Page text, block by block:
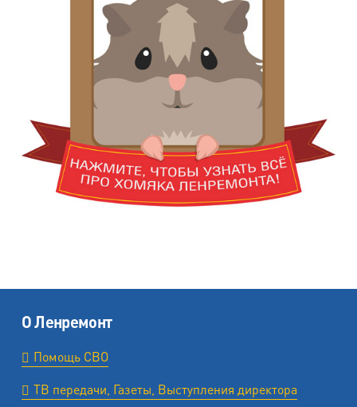
О Ленремонт
Помощь СВО
ТВ передачи, Газеты, Выступления директора